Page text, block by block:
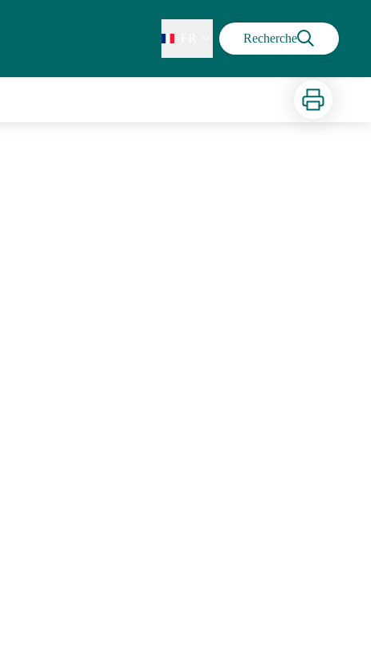
Recherche
Imprimer